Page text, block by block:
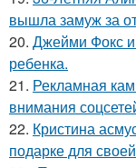
вышла замуж за
20. Джейми Фокс и
ребенка.
21. Рекламная
внимания
22. Кристина
подарке для